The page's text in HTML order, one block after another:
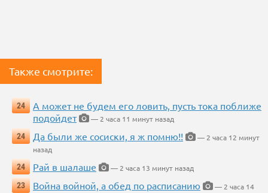
Также смотрите:
24
А может не будем его ловить, пусть тока поближе
подойдет
— 2 часа 11 минут назад
24
Да были же сосиски, я ж помню!!
— 2 часа 12 минут
назад
24
Рай в шалаше
— 2 часа 13 минут назад
23
Война войной, а обед по расписанию
— 2 часа 14